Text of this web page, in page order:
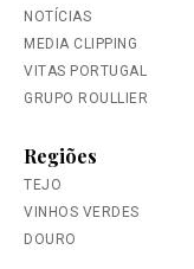
NOTÍCIAS
MEDIA CLIPPING
VITAS PORTUGAL
GRUPO ROULLIER
Regiões
TEJO
VINHOS VERDES
DOURO